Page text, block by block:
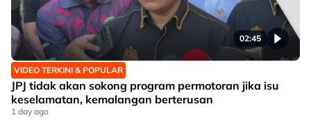
02:45
VIDEO TERKINI & POPULAR
JPJ tidak akan sokong program permotoran jika isu
keselamatan, kemalangan berterusan
1 day ago